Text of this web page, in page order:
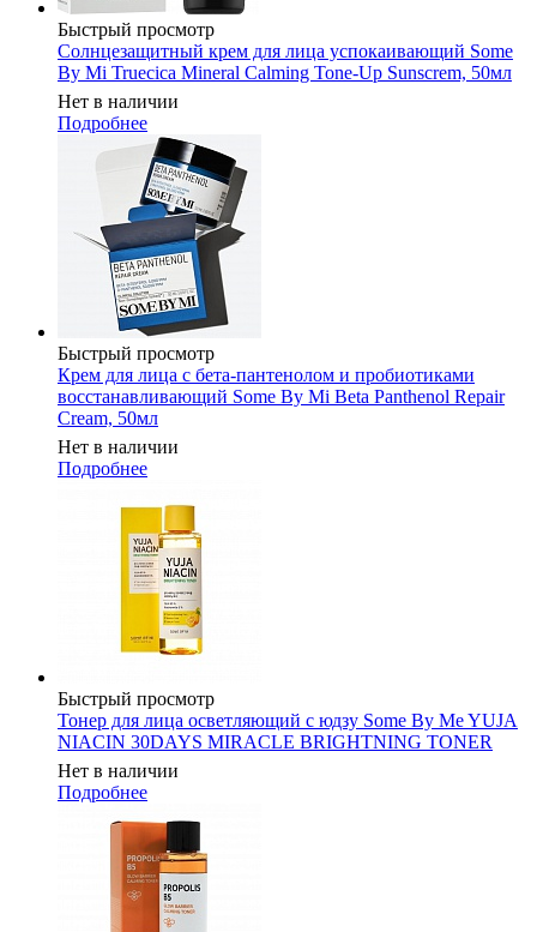
Быстрый просмотр
Солнцезащитный крем для лица успокаивающий Some
By Mi Truecica Mineral Calming Tone-Up Sunscrem, 50мл
Нет в наличии
Подробнее
Быстрый просмотр
Крем для лица с бета-пантенолом и пробиотиками
восстанавливающий Some By Mi Beta Panthenol Repair
Cream, 50мл
Нет в наличии
Подробнее
Быстрый просмотр
Тонер для лица осветляющий с юдзу Some By Me YUJA
NIACIN 30DAYS MIRACLE BRIGHTNING TONER
Нет в наличии
Подробнее